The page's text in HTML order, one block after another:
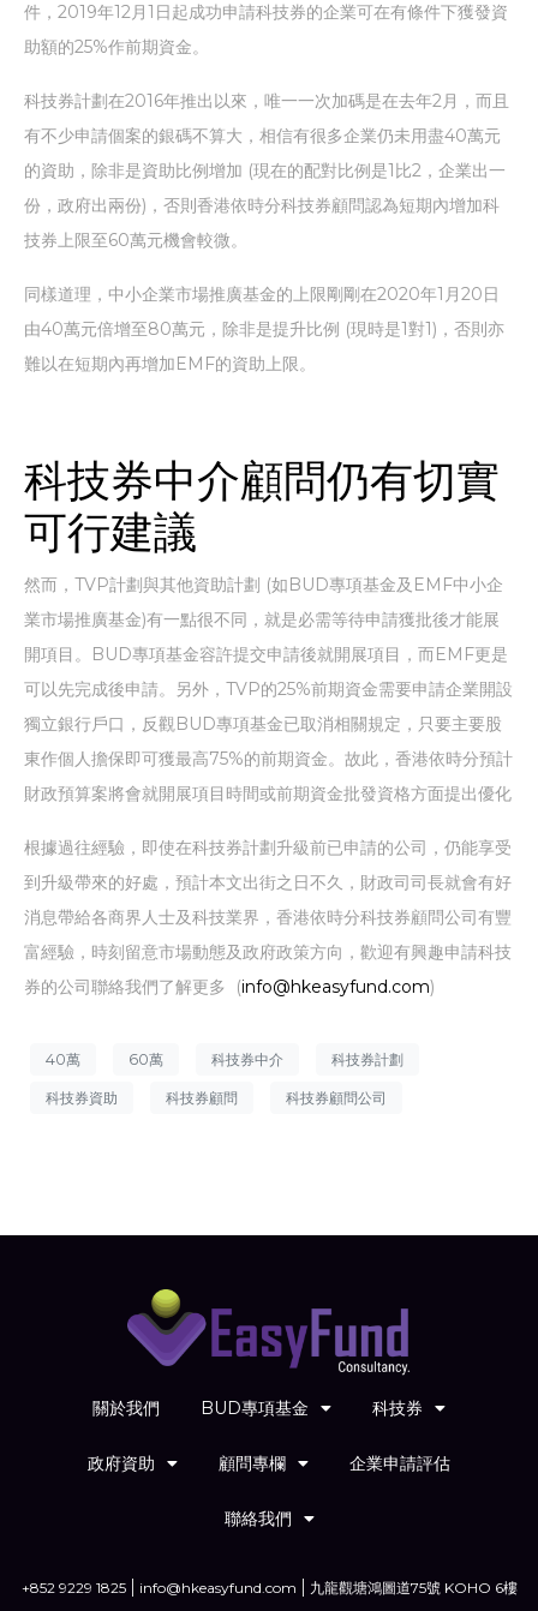
件，2019年12月1日起成功申請科技券的企業可在有條件下獲發資
助額的25%作前期資金。
科技券計劃在2016年推出以來，唯一一次加碼是在去年2月，而且
有不少申請個案的銀碼不算大，相信有很多企業仍未用盡40萬元
的資助，除非是資助比例增加 (現在的配對比例是1比2，企業出一
份，政府出兩份)，否則香港依時分科技券顧問認為短期內增加科
技券上限至60萬元機會較微。
同樣道理，中小企業市場推廣基金的上限剛剛在2020年1月20日
由40萬元倍增至80萬元，除非是提升比例 (現時是1對1)，否則亦
難以在短期內再增加EMF的資助上限。
科技券中介顧問仍有切實
可行建議
然而，TVP計劃與其他資助計劃 (如BUD專項基金及EMF中小企
業市場推廣基金)有一點很不同，就是必需等待申請獲批後才能展
開項目。BUD專項基金容許提交申請後就開展項目，而EMF更是
可以先完成後申請。另外，TVP的25%前期資金需要申請企業開設
獨立銀行戶口，反觀BUD專項基金已取消相關規定，只要主要股
東作個人擔保即可獲最高75%的前期資金。故此，香港依時分預計
財政預算案將會就開展項目時間或前期資金批發資格方面提出優化
根據過往經驗，即使在科技券計劃升級前已申請的公司，仍能享受
到升級帶來的好處，預計本文出街之日不久，財政司司長就會有好
消息帶給各商界人士及科技業界，香港依時分科技券顧問公司有豐
富經驗，時刻留意市場動態及政府政策方向，歡迎有興趣申請科技
券的公司聯絡我們了解更多 (info@hkeasyfund.com)
40萬 60萬 科技券中介 科技券計劃
科技券資助 科技券顧問 科技券顧問公司
關於我們 BUD專項基金 科技券
政府資助 顧問專欄 企業申請評估
聯絡我們
+852 9229 1825 info@hkeasyfund.com 九龍觀塘鴻圖道75號 KOHO 6樓